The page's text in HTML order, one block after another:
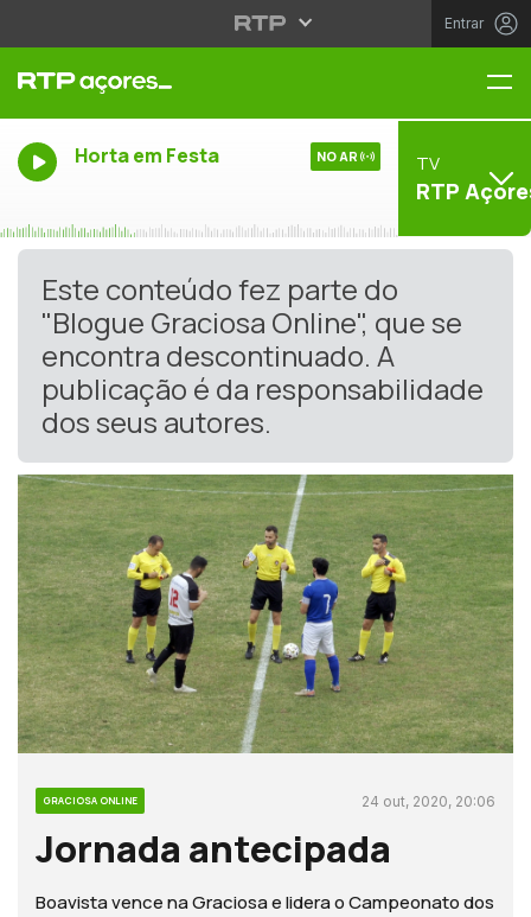
Entrar
Horta em Festa NO AR TV
RTP
Este conteúdo fez parte do
"Blogue Graciosa Online", que se
encontra descontinuado. A
publicação é da responsabilidade
dos seus autores.
GRACIOSA ONLINE 24 out, 2020, 20:06
Jornada antecipada
Boavista vence na Graciosa e lidera o Campeonato dos